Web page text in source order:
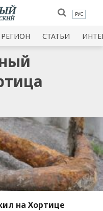
РУС
РЕГИОН СТАТЬИ
на Хортице